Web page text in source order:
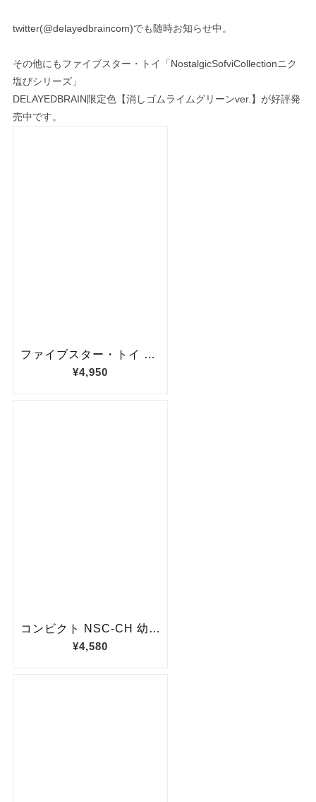
twitter(@delayedbraincom)でも随時お知らせ中。
その他にもファイブスター・トイ「NostalgicSofviCollectionニク
塩びシリーズ」
DELAYEDBRAIN限定色【消しゴムライムグリーンver.】が好評発
売中です。